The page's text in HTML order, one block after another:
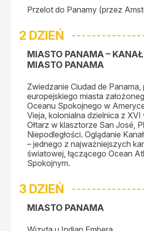
Przelot do Panamy (przez
2 DZIEŃ
MIASTO PANAMA –
MIASTO PANAMA
Zwiedzanie Ciudad de
europejskiego miasta
Oceanu Spokojnego w
Vieja, kolonialna dzielnica z XVI
Ołtarz w klasztorze San José,
Niepodległości. Oglądanie
– jednego z najważniejszych
światowej, łączącego Ocean
Spokojnym.
3 DZIEŃ
MIASTO PANAMA